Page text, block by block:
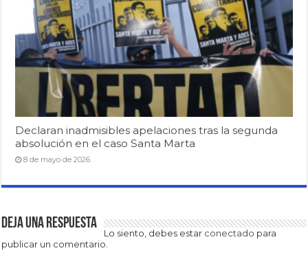
Declaran inadmisibles apelaciones tras la segunda
absolución en el caso Santa Marta
8 de mayo de 2026
Deja una respuesta
Lo siento, debes estar conectado para
publicar un comentario.